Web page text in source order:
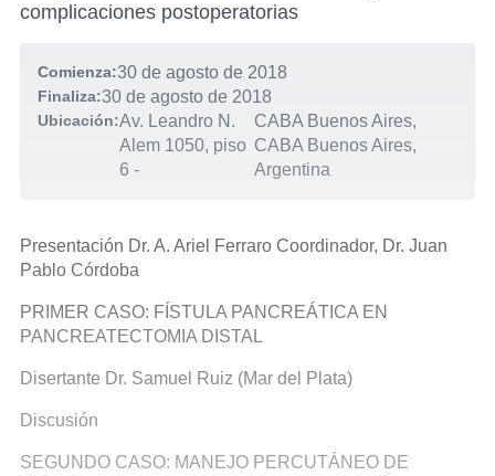
complicaciones postoperatorias
Comienza:30 de agosto de 2018
Finaliza:30 de agosto de 2018
Ubicación:Av. Leandro N.
Alem 1050, piso
6 -
CABA Buenos Aires,
CABA Buenos Aires,
Argentina
Presentación Dr. A. Ariel Ferraro Coordinador, Dr. Juan
Pablo Córdoba
PRIMER CASO: FÍSTULA PANCREÁTICA EN
PANCREATECTOMIA DISTAL
Disertante Dr. Samuel Ruiz (Mar del Plata)
Discusión
SEGUNDO CASO: MANEJO PERCUTÁNEO DE